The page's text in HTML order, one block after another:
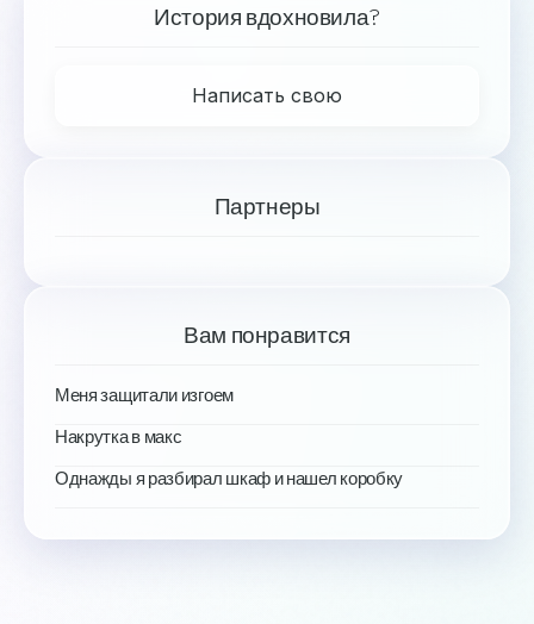
История вдохновила?
Написать свою
Партнеры
Вам понравится
Меня защитали изгоем
Накрутка в макс
Однажды я разбирал шкаф и нашел коробку